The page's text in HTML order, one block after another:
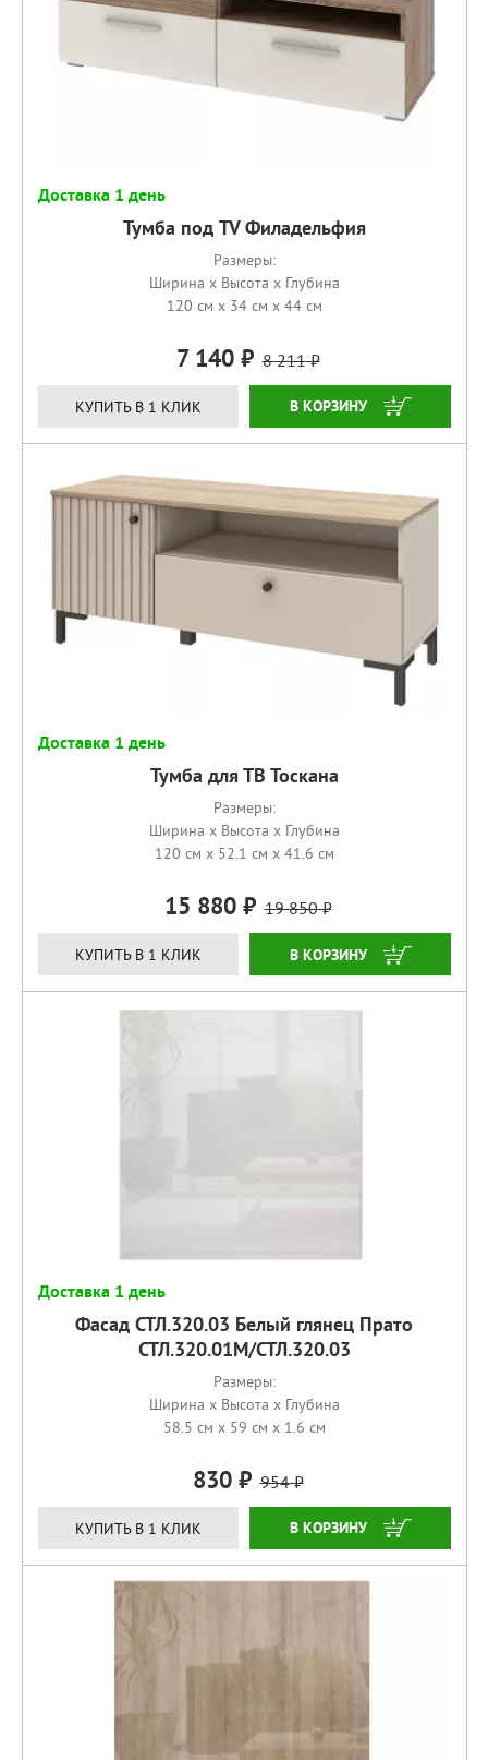
Доставка 1 день
Тумба под TV Филадельфия
Размеры:
Ширина x Высота x Глубина
120 см x 34 см x 44 см
7 140 8 211
КУПИТЬ В 1 КЛИК КУПИТЬ
Доставка 1 день
Тумба для ТВ Тоскана
Размеры:
Ширина x Высота x Глубина
120 см x 52.1 см x 41.6 см
15 880 19 850
КУПИТЬ В 1 КЛИК КУПИТЬ
Доставка 1 день
Фасад СТЛ.320.03 Белый глянец Прато
СТЛ.320.01М/СТЛ.320.03
Размеры:
Ширина x Высота x Глубина
58.5 см x 59 см x 1.6 см
830 954
КУПИТЬ В 1 КЛИК КУПИТЬ